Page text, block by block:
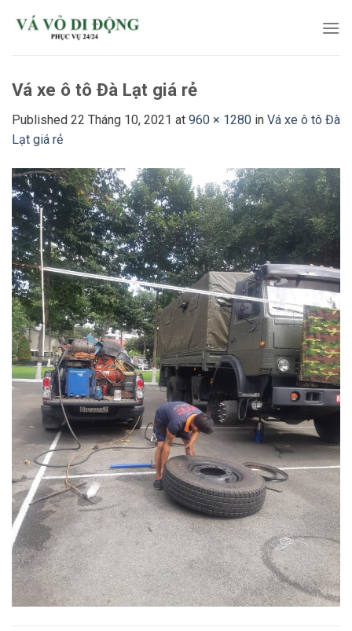
Vá xe ô tô Đà Lạt giá rẻ
Published 22 Tháng 10, 2021 at 960 × 1280 in Vá xe ô tô Đà
Lạt giá rẻ